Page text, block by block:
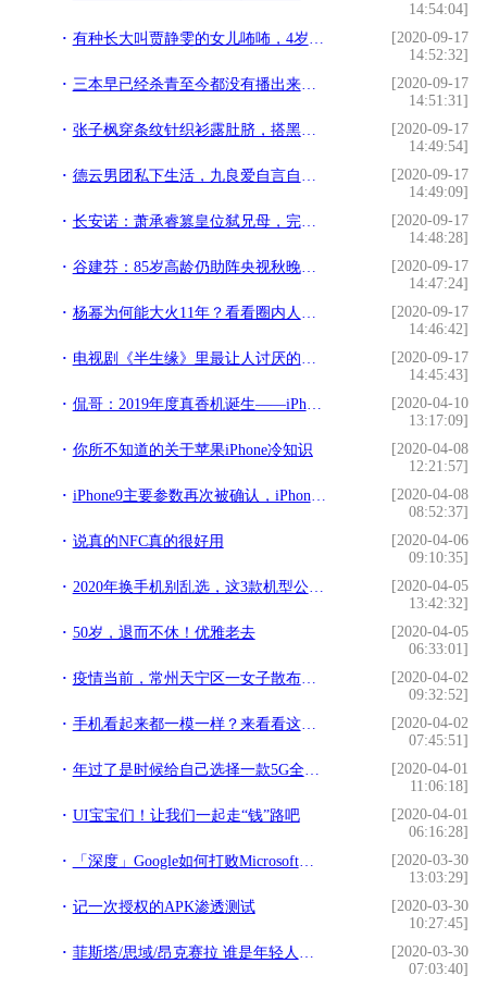
14:54:04]
有种长大叫贾静雯的女儿咘咘，4岁气质出众，一双小长腿实力吸睛
[2020-09-17
14:52:32]
三本早已经杀青至今都没有播出来的电视剧，全是由小说改编！
[2020-09-17
14:51:31]
张子枫穿条纹针织衫露肚脐，搭黑色工装裤还是那个学生
[2020-09-17
14:49:54]
德云男团私下生活，九良爱自言自语，鹤字科聊天句句离不开医院
[2020-09-17
14:49:09]
长安诺：萧承睿篡皇位弑兄母，完美"诛"心，成就帝王路
[2020-09-17
14:48:28]
谷建芬：85岁高龄仍助阵央视秋晚，和杨坤合作一个弹琴一个唱
[2020-09-17
14:47:24]
杨幂为何能大火11年？看看圈内人对她的评价，情商高的可怕
[2020-09-17
14:46:42]
电视剧《半生缘》里最让人讨厌的人：曼桢奶奶和妈妈，尤其是她妈
[2020-09-17
14:45:43]
侃哥：2019年度真香机诞生——iPhone XR
[2020-04-10
13:17:09]
你所不知道的关于苹果iPhone冷知识
[2020-04-08
12:21:57]
iPhone9主要参数再次被确认，iPhoneX价格炸裂，老人机都服
[2020-04-08
08:52:37]
说真的NFC真的很好用
[2020-04-06
09:10:35]
2020年换手机别乱选，这3款机型公认最值得买，懂行的人都说好
[2020-04-05
13:42:32]
50岁，退而不休！优雅老去
[2020-04-05
06:33:01]
疫情当前，常州天宁区一女子散布谣言被处罚
[2020-04-02
09:32:52]
手机看起来都一模一样？来看看这款复古智能手机
[2020-04-02
07:45:51]
年过了是时候给自己选择一款5G全网通手机了！值得选的3款5G手机
[2020-04-01
11:06:18]
UI宝宝们！让我们一起走“钱”路吧
[2020-04-01
06:16:28]
「深度」Google如何打败Microsoft，称霸浏览器市场？
[2020-03-30
13:03:29]
记一次授权的APK渗透测试
[2020-03-30
10:27:45]
菲斯塔/思域/昂克赛拉 谁是年轻人心头好？
[2020-03-30
07:03:40]